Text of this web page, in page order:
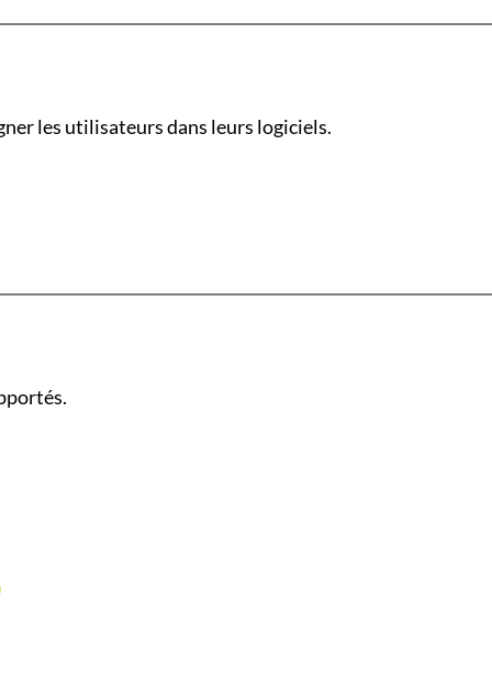
les utilisateurs dans leurs logiciels.